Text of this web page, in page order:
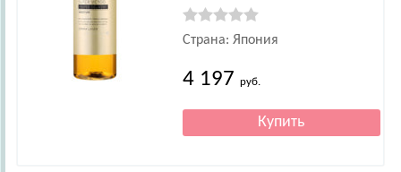
Страна: Япония
4 197 руб.